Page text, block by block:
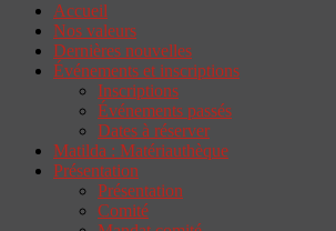
Accueil
Nos valeurs
Dernières nouvelles
Événements et inscriptions
Inscriptions
Événements passés
Dates à réserver
Matilda : Matériauthèque
Présentation
Présentation
Comité